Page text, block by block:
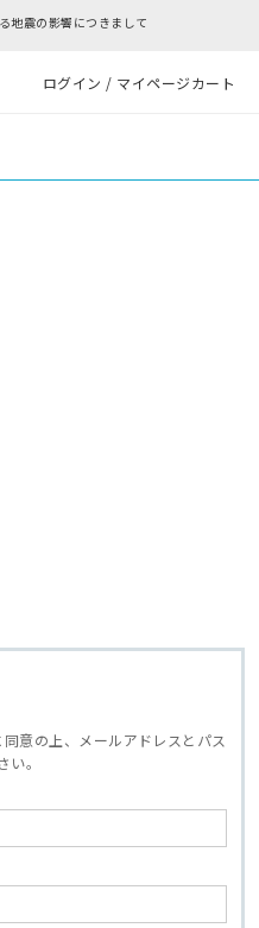
つきまして
ログイン / マイページカート
同意の上、
メールアドレスとパス
。